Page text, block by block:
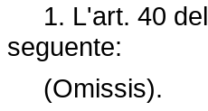
1. L'art. 40 del
seguente:
(Omissis).